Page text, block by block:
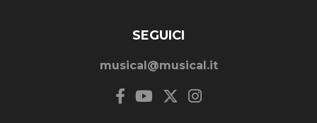
SEGUICI
musical@musical.it